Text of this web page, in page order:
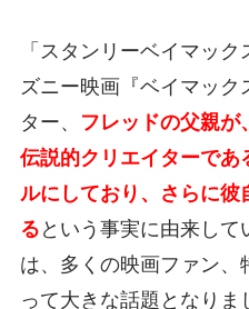
「スタンリーベイマッ
ズニー映画『ベイマック
ター、
フレッドの父親が
伝説的クリエイターであ
ルにしており、さらに彼
る という事実に由来し
は、多くの映画ファン、
って大きな話題となり